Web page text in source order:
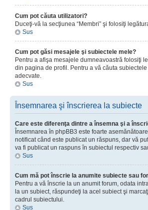
Cum pot căuta utilizatori?
Duceţi-vă la secţiunea “Membri” şi folosiţi
Sus
Cum pot găsi mesajele şi subiectele mele?
Pentru a afişa mesajele dumneavoastră folosiţi
din pagina de profil. Pentru a vă căuta
adecvate.
Sus
Însemnarea şi înscrierea la subiecte
Care este diferenţa dintre a însemna şi a
Însemnarea în phpBB3 este foarte
notificat când este publicat un răspuns, dar vă
va fi publicat un raspuns în subiectul respectiv
Sus
Cum mă pot înscrie la anumite subiecte sau
Pentru a vă înscrie la un anumit forum, odata
la un subiect, răspundeţi la acel subiect şi
cadrul subiectului.
Sus